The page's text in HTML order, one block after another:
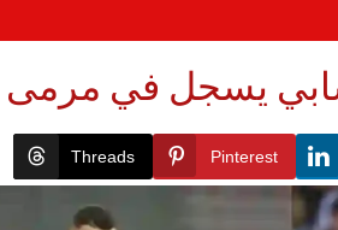
يسجل في مرمى
Pinterest
Threads